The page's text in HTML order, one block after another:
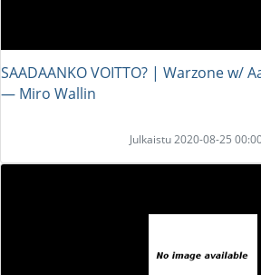
SAADAANKO VOITTO? | Warzone w/
― Miro Wallin
Julkaistu 2020-08-25